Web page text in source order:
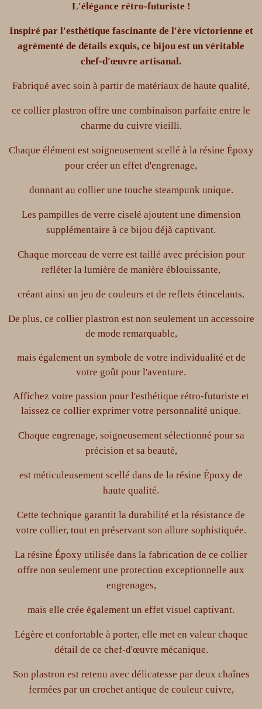
L'élégance rétro-futuriste !
Inspiré par l'esthétique fascinante de l'ère victorienne et
agrémenté de détails exquis, ce bijou est un véritable
chef-d'œuvre artisanal.
Fabriqué avec soin à partir de matériaux de haute qualité,
ce collier plastron offre une combinaison parfaite entre le
charme du cuivre vieilli.
Chaque élément est soigneusement scellé à la résine Époxy
pour créer un effet d'engrenage,
donnant au collier une touche steampunk unique.
Les pampilles de verre ciselé ajoutent une dimension
supplémentaire à ce bijou déjà captivant.
Chaque morceau de verre est taillé avec précision pour
refléter la lumière de manière éblouissante,
créant ainsi un jeu de couleurs et de reflets étincelants.
De plus, ce collier plastron est non seulement un accessoire
de mode remarquable,
mais également un symbole de votre individualité et de
votre goût pour l'aventure.
Affichez votre passion pour l'esthétique rétro-futuriste et
laissez ce collier exprimer votre personnalité unique.
Chaque engrenage, soigneusement sélectionné pour sa
précision et sa beauté,
est méticuleusement scellé dans de la résine Époxy de
haute qualité.
Cette technique garantit la durabilité et la résistance de
votre collier, tout en préservant son allure sophistiquée.
La résine Époxy utilisée dans la fabrication de ce collier
offre non seulement une protection exceptionnelle aux
engrenages,
mais elle crée également un effet visuel captivant.
Légère et confortable à porter, elle met en valeur chaque
détail de ce chef-d'œuvre mécanique.
Son plastron est retenu avec délicatesse par deux chaînes
fermées par un crochet antique de couleur cuivre,